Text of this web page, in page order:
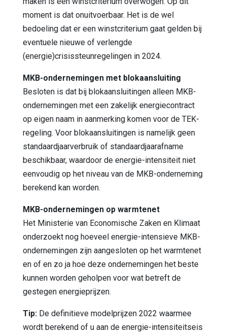
moment is dat onuitvoerbaar. Het is de wel
bedoeling dat er een winstcriterium gaat gelden bij
eventuele nieuwe of verlengde
(energie)crisissteunregelingen in 2024.
MKB-ondernemingen met blokaansluiting
Besloten is dat bij blokaansluitingen alleen MKB-
ondernemingen met een zakelijk energiecontract
op eigen naam in aanmerking komen voor de TEK-
regeling. Voor blokaansluitingen is namelijk geen
standaardjaarverbruik of standaardjaarafname
beschikbaar, waardoor de energie-intensiteit niet
eenvoudig op het niveau van de MKB-onderneming
berekend kan worden.
MKB-ondernemingen op warmtenet
Het Ministerie van Economische Zaken en Klimaat
onderzoekt nog hoeveel energie-intensieve MKB-
ondernemingen zijn aangesloten op het warmtenet
en of en zo ja hoe deze ondernemingen het beste
kunnen worden geholpen voor wat betreft de
gestegen energieprijzen.
Tip: De definitieve modelprijzen 2022 waarmee
wordt berekend of u aan de energie-intensiteitseis